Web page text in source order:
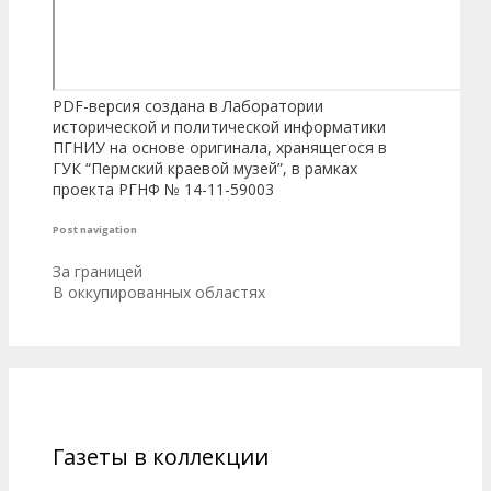
PDF-версия создана в Лаборатории
исторической и политической информатики
ПГНИУ на основе оригинала, хранящегося в
ГУК “Пермский краевой музей”, в рамках
проекта РГНФ № 14-11-59003
Post navigation
За границей
В оккупированных областях
Газеты в коллекции